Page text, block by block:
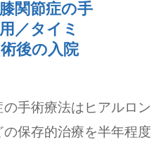
関節症の手
／タイミ
後の入院
手術療法はヒアルロン
保存的治療を半年程度